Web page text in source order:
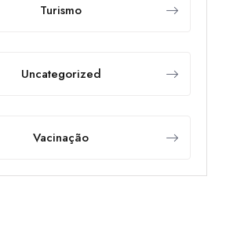
Turismo
Uncategorized
Vacinação